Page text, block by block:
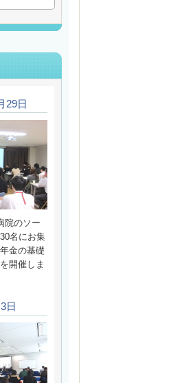
29日
院のソー
名にお集
金の基礎
開催しま
日